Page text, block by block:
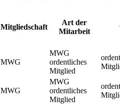
Mitgliedschaft
Art der
Mitarbeit
MWG
MWG
ordentliches
Mitglied
MWG
MWG
ordentliches
Mitglied